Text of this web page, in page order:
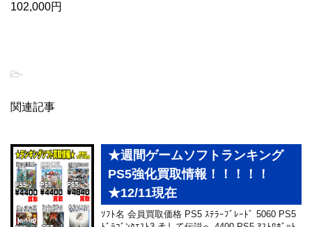
102,000円
-
関連記事
★週間ゲームソフトランキング
PS5強化買取情報！！！！！
★12/11現在
ｿﾌﾄ名 会員買取価格 PS5 ｽﾃﾗｰﾌﾞﾚｰﾄﾞ 5060 PS5